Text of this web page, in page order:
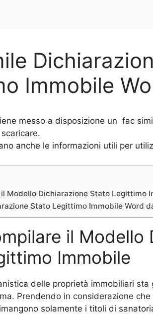
Immobile
messo a disposizione un fac
anche le informazioni utili per
Modello Dichiarazione Stato Legittimo
Stato Legittimo Immobile Word
il Modello
Immobile
delle proprietà immobiliari
Prendendo in considerazione
solamente i titoli di